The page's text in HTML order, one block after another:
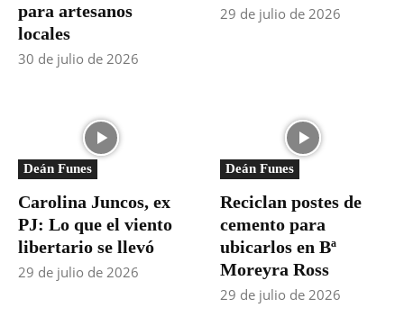
para artesanos
locales
30 de julio de 2026
29 de julio de 2026
Deán Funes
Carolina Juncos, ex
PJ: Lo que el viento
libertario se llevó
29 de julio de 2026
Deán Funes
Reciclan postes de
cemento para
ubicarlos en Bª
Moreyra Ross
29 de julio de 2026